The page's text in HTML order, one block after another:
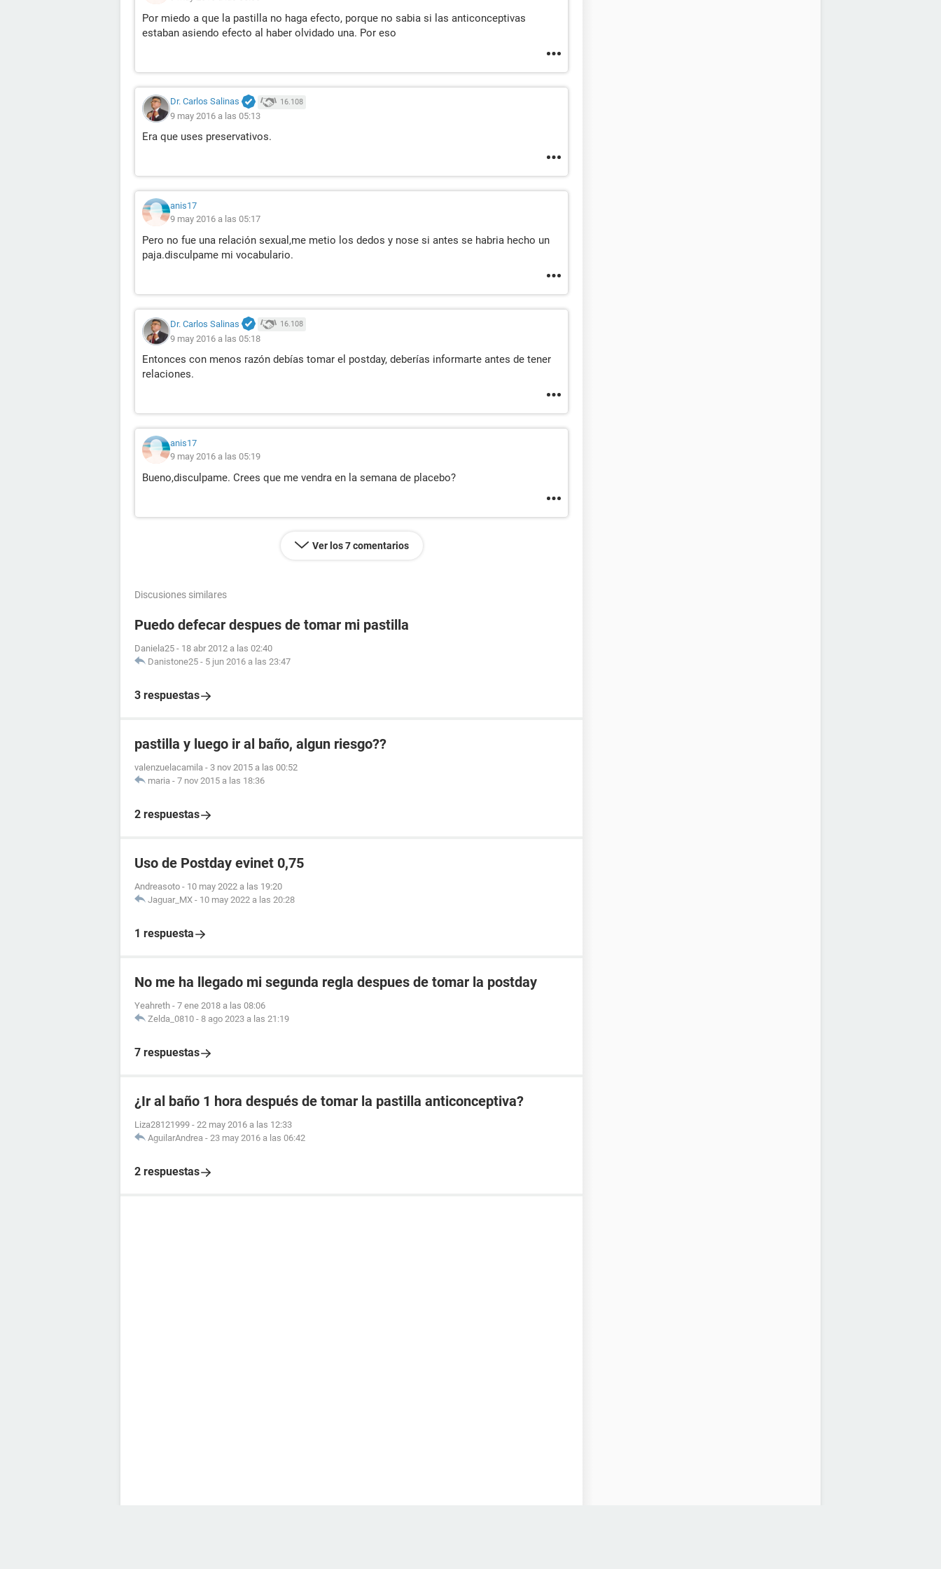
Por miedo a que la pastilla no haga efecto, porque no sabia si las anticonceptivas
estaban asiendo efecto al haber olvidado una. Por eso
Dr. Carlos Salinas 16.108
9 may 2016 a las 05:13
Era que uses preservativos.
anis17
9 may 2016 a las 05:17
Pero no fue una relación sexual,me metio los dedos y nose si antes se habria hecho un
paja.disculpame mi vocabulario.
Dr. Carlos Salinas 16.108
9 may 2016 a las 05:18
Entonces con menos razón debías tomar el postday, deberías informarte antes de tener
relaciones.
anis17
9 may 2016 a las 05:19
Bueno,disculpame. Crees que me vendra en la semana de placebo?
Ver los 7 comentarios
Discusiones similares
Puedo defecar despues de tomar mi pastilla
Daniela25 - 18 abr 2012 a las 02:40
Danistone25 - 5 jun 2016 a las 23:47
3 respuestas
pastilla y luego ir al baño, algun riesgo??
valenzuelacamila - 3 nov 2015 a las 00:52
maria - 7 nov 2015 a las 18:36
2 respuestas
Uso de Postday evinet 0,75
Andreasoto - 10 may 2022 a las 19:20
Jaguar_MX - 10 may 2022 a las 20:28
1 respuesta
No me ha llegado mi segunda regla despues de tomar la postday
Yeahreth - 7 ene 2018 a las 08:06
Zelda_0810 - 8 ago 2023 a las 21:19
7 respuestas
¿Ir al baño 1 hora después de tomar la pastilla anticonceptiva?
Liza28121999 - 22 may 2016 a las 12:33
AguilarAndrea - 23 may 2016 a las 06:42
2 respuestas